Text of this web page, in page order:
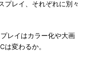
プレイ、それぞれに別々
レイはカラー化や大画
変わるか。